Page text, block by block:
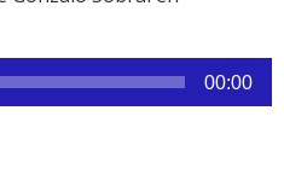
00:00